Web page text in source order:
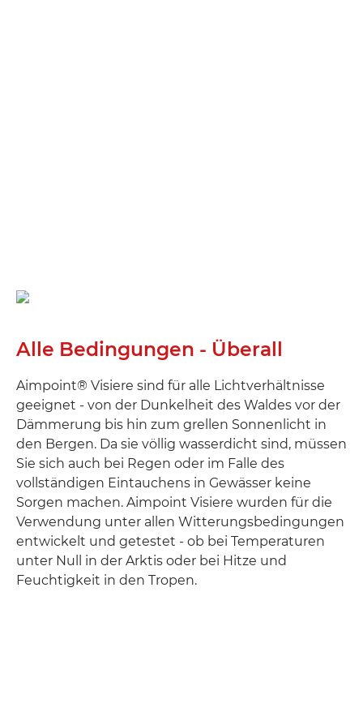
Alle Bedingungen - Überall
Aimpoint® Visiere sind für alle Lichtverhältnisse
geeignet - von der Dunkelheit des Waldes vor der
Dämmerung bis hin zum grellen Sonnenlicht in
den Bergen. Da sie völlig wasserdicht sind, müssen
Sie sich auch bei Regen oder im Falle des
vollständigen Eintauchens in Gewässer keine
Sorgen machen. Aimpoint Visiere wurden für die
Verwendung unter allen Witterungsbedingungen
entwickelt und getestet - ob bei Temperaturen
unter Null in der Arktis oder bei Hitze und
Feuchtigkeit in den Tropen.